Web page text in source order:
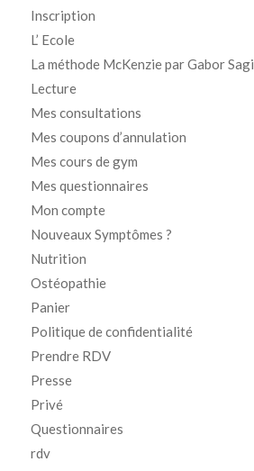
Inscription
L’ Ecole
La méthode McKenzie par Gabor Sagi
Lecture
Mes consultations
Mes coupons d’annulation
Mes cours de gym
Mes questionnaires
Mon compte
Nouveaux Symptômes ?
Nutrition
Ostéopathie
Panier
Politique de confidentialité
Prendre RDV
Presse
Privé
Questionnaires
rdv